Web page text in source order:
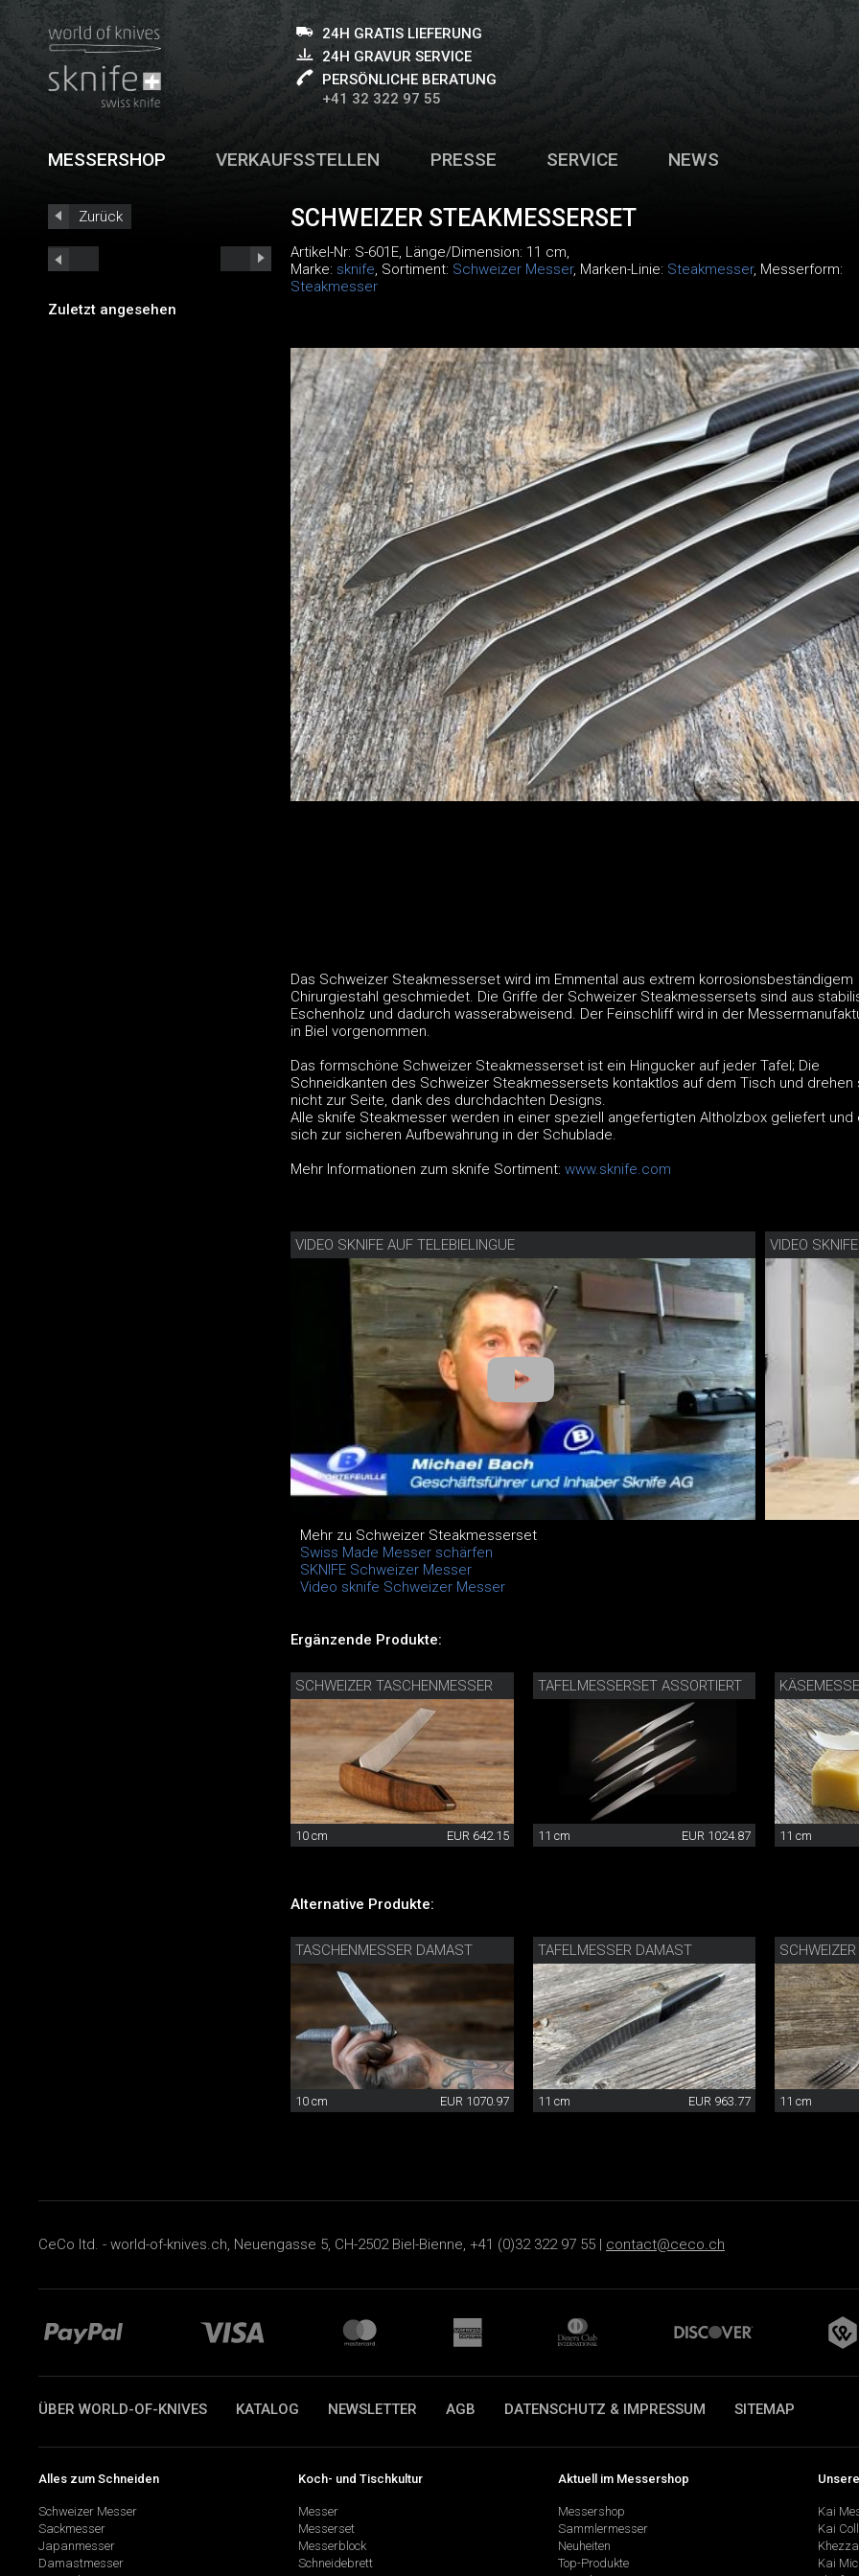
24H GRATIS LIEFERUNG
24H GRAVUR SERVICE
PERSÖNLICHE BERATUNG
+41 32 322 97 55
MESSERSHOP VERKAUFSSTELLEN PRESSE SERVICE NEWS
Zurück
Zuletzt angesehen
SCHWEIZER STEAKMESSERSET
Artikel-Nr: S-601E, Länge/Dimension: 11 cm,
Marke: sknife, Sortiment: Schweizer Messer, Marken-Linie: Steakmesser, Messerform:
Steakmesser
Das Schweizer Steakmesserset wird im Emmental aus extrem korrosionsbeständigem
Chirurgiestahl geschmiedet. Die Griffe der Schweizer Steakmessersets sind aus
Eschenholz und dadurch wasserabweisend. Der Feinschliff wird in der
in Biel vorgenommen.
Das formschöne Schweizer Steakmesserset ist ein Hingucker auf jeder Tafel; Die
Schneidkanten des Schweizer Steakmessersets kontaktlos auf dem Tisch und drehen
nicht zur Seite, dank des durchdachten Designs.
Alle sknife Steakmesser werden in einer speziell angefertigten Altholzbox geliefert und
sich zur sicheren Aufbewahrung in der Schublade.
Mehr Informationen zum sknife Sortiment: www.sknife.com
VIDEO SKNIFE AUF TELEBIELINGUE VIDEO
Mehr zu Schweizer Steakmesserset
Swiss Made Messer schärfen
SKNIFE Schweizer Messer
Video sknife Schweizer Messer
Ergänzende Produkte:
SCHWEIZER TASCHENMESSER
10 cm EUR 642.15
TAFELMESSERSET ASSORTIERT
11 cm EUR 1024.87 11 cm
Alternative Produkte:
TASCHENMESSER DAMAST
10 cm EUR 1070.97
TAFELMESSER DAMAST
11 cm EUR 963.77 11 cm
CeCo ltd. - world-of-knives.ch, Neuengasse 5, CH-2502 Biel-Bienne, +41 (0)32 322 97 55 | contact@ceco.ch
ÜBER WORLD-OF-KNIVES KATALOG NEWSLETTER AGB DATENSCHUTZ & IMPRESSUM SITEMAP
Alles zum Schneiden
Schweizer Messer
Sackmesser
Japanmesser
Damastmesser
Koch- und Tischkultur
Messer
Messerset
Messerblock
Schneidebrett
Aktuell im Messershop
Messershop
Sammlermesser
Neuheiten
Top-Produkte
Kai
Kai
Kai